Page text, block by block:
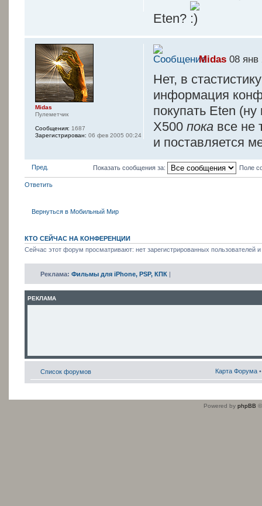
Eten?
Midas 08 янв
Нет, в
информация
покупать Eten
Х500пока все не
и поставляется
Midas
Пулеметчик
Сообщения: 1687
Зарегистрирован: 06 фев 2005 00:24
Пред. Показать сообщения за: Поле
Ответить
Вернуться в Мобильный Мир
КТО СЕЙЧАС НА КОНФЕРЕНЦИИ
Сейчас этот форум просматривают: нет зарегистрированных пользователей и
Реклама: Фильмы для iPhone, PSP, КПК |
РЕКЛАМА
Список форумов Карта Форума
Powered by phpBB